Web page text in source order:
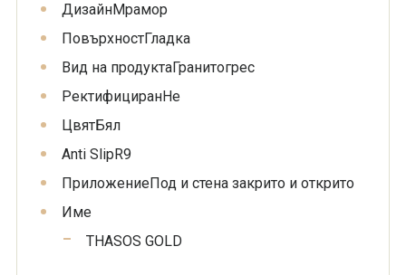
ДизайнМрамор
ПовърхностГладка
Вид на продуктаГранитогрес
РектифициранНе
ЦвятБял
Anti Slip R9
ПриложениеПод и стена закрито и открито
Име
THASOS GOLD